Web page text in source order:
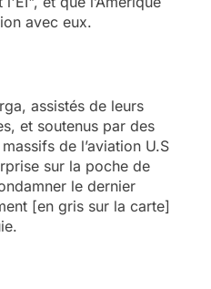
avec eux.
assistés de leurs
et soutenus par des
de l’aviation U.S
sur la poche de
le dernier
[en gris sur la carte]